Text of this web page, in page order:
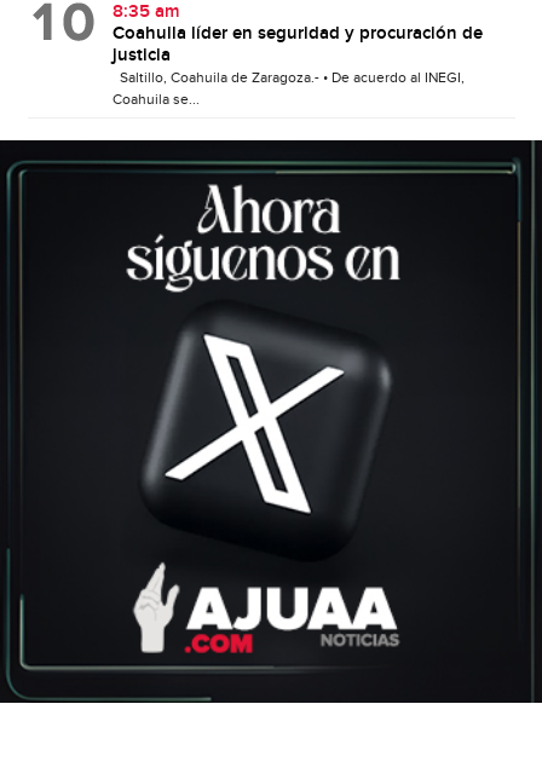
8:35 am
Coahuila líder en seguridad y procuración de
justicia
Saltillo, Coahuila de Zaragoza.- • De acuerdo al INEGI,
Coahuila se...